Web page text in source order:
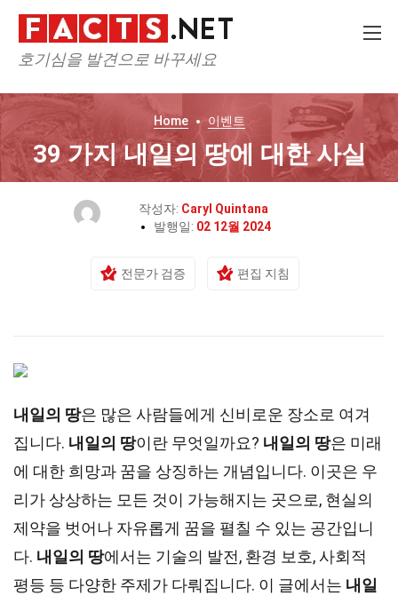
호기심을 발견으로 바꾸세요
Home 이벤트
39 가지 내일의 땅에 대한 사실
작성자: Caryl Quintana
발행일: 02 12월 2024
전문가 검증 편집 지침
내일의 땅은 많은 사람들에게 신비로운 장소로 여겨
집니다. 내일의 땅이란 무엇일까요? 내일의 땅은 미래
에 대한 희망과 꿈을 상징하는 개념입니다. 이곳은 우
리가 상상하는 모든 것이 가능해지는 곳으로, 현실의
제약을 벗어나 자유롭게 꿈을 펼칠 수 있는 공간입니
다. 내일의 땅에서는 기술의 발전, 환경 보호, 사회적
평등 등 다양한 주제가 다뤄집니다. 이 글에서는 내일